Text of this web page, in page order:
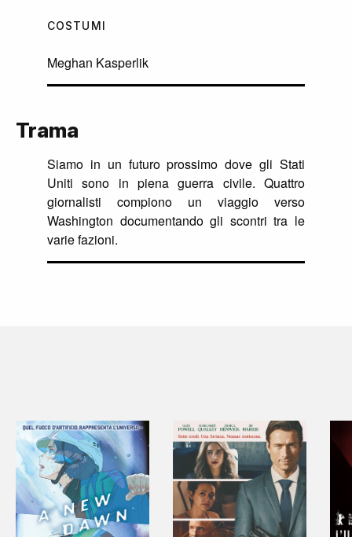
COSTUMI
Meghan Kasperlik
Trama
Siamo in un futuro prossimo dove gli Stati
Uniti sono in piena guerra civile. Quattro
giornalisti compiono un viaggio verso
Washington documentando gli scontri tra le
varie fazioni.